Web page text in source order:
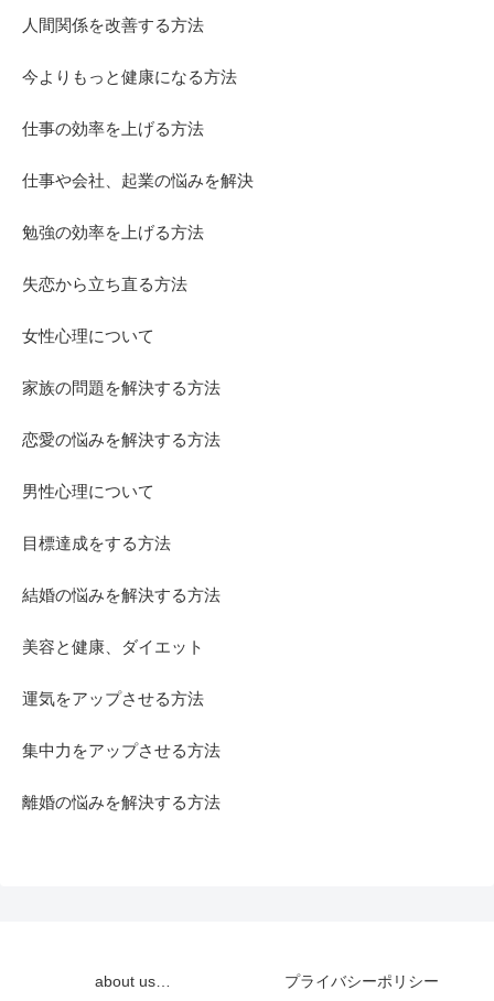
人間関係を改善する方法
今よりもっと健康になる方法
仕事の効率を上げる方法
仕事や会社、起業の悩みを解決
勉強の効率を上げる方法
失恋から立ち直る方法
女性心理について
家族の問題を解決する方法
恋愛の悩みを解決する方法
男性心理について
目標達成をする方法
結婚の悩みを解決する方法
美容と健康、ダイエット
運気をアップさせる方法
集中力をアップさせる方法
離婚の悩みを解決する方法
about us… プライバシーポリシー